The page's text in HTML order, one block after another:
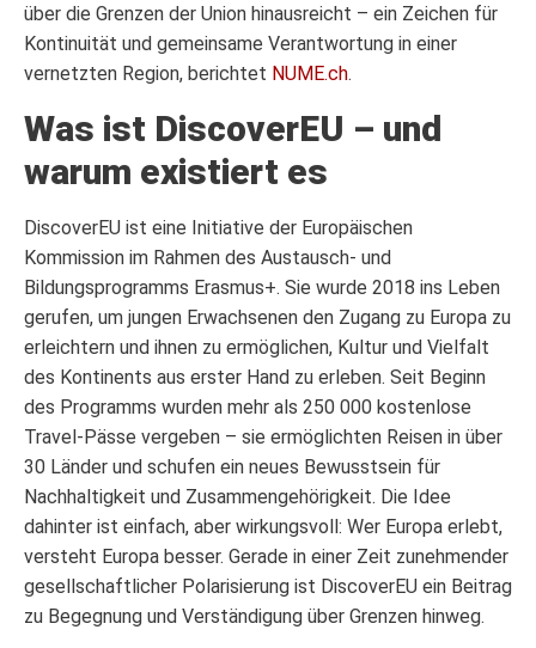
über die Grenzen der Union hinausreicht – ein Zeichen für
Kontinuität und gemeinsame Verantwortung in einer
vernetzten Region, berichtet NUME.ch.
Was ist DiscoverEU – und
warum existiert es
DiscoverEU ist eine Initiative der Europäischen
Kommission im Rahmen des Austausch- und
Bildungsprogramms Erasmus+. Sie wurde 2018 ins Leben
gerufen, um jungen Erwachsenen den Zugang zu Europa zu
erleichtern und ihnen zu ermöglichen, Kultur und Vielfalt
des Kontinents aus erster Hand zu erleben. Seit Beginn
des Programms wurden mehr als 250 000 kostenlose
Travel-Pässe vergeben – sie ermöglichten Reisen in über
30 Länder und schufen ein neues Bewusstsein für
Nachhaltigkeit und Zusammengehörigkeit. Die Idee
dahinter ist einfach, aber wirkungsvoll: Wer Europa erlebt,
versteht Europa besser. Gerade in einer Zeit zunehmender
gesellschaftlicher Polarisierung ist DiscoverEU ein Beitrag
zu Begegnung und Verständigung über Grenzen hinweg.